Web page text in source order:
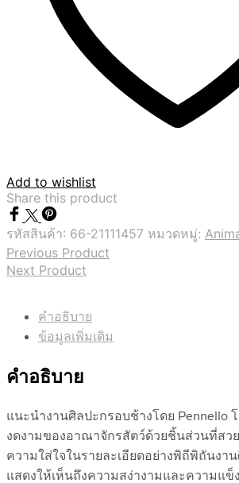
Add to wishlist
Share this product
รหัสสินค้า: 66-21111457 หมวดหมู่:
Previous Product
Next Product
คำอธิบาย
ข้อมูลเพิ่มเติม
คำอธิบาย
แนะนำงานศิลปะกรอบช้างโดย Pennello
งดงามของอาณาจักรสัตว์ด้วยชิ้นส่วนที่สว
ความใส่ใจในรายละเอียดอย่างพิถีพิถันง
แสดงให้เห็นถึงความสง่างามและความแข็